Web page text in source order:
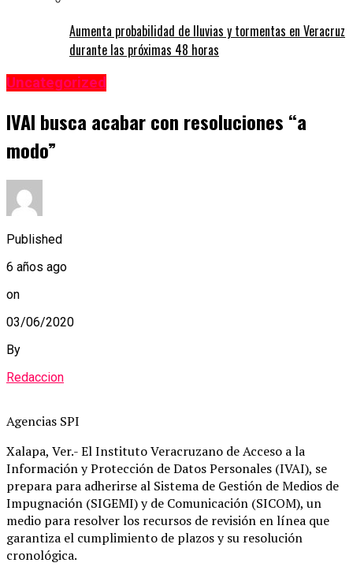
Aumenta probabilidad de lluvias y tormentas en Veracruz
durante las próximas 48 horas
Uncategorized
IVAI busca acabar con resoluciones “a
modo”
Published
6 años ago
on
03/06/2020
By
Redaccion
Agencias SPI
Xalapa, Ver.- El Instituto Veracruzano de Acceso a la
Información y Protección de Datos Personales (IVAI), se
prepara para adherirse al Sistema de Gestión de Medios de
Impugnación (SIGEMI) y de Comunicación (SICOM), un
medio para resolver los recursos de revisión en línea que
garantiza el cumplimiento de plazos y su resolución
cronológica.